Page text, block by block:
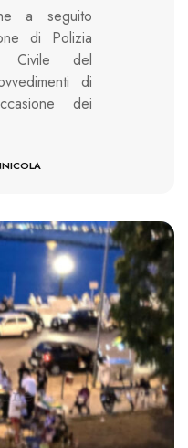
a seguito
di Polizia
Civile del
di
dei